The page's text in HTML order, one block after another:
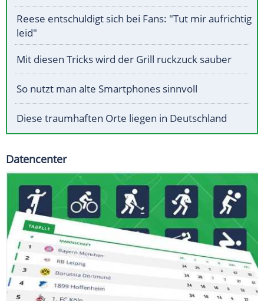
Reese entschuldigt sich bei Fans: "Tut mir aufrichtig
leid"
Mit diesen Tricks wird der Grill ruckzuck sauber
So nutzt man alte Smartphones sinnvoll
Diese traumhaften Orte liegen in Deutschland
Datencenter